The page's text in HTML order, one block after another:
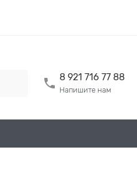
8 921 716 77 88
Напишите нам